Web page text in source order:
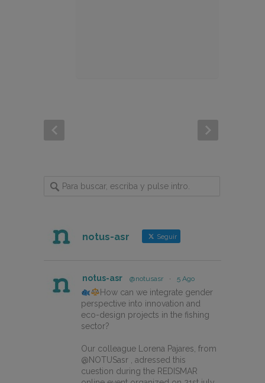
notus-asr Seguir
notus-asr @notusasr · 5 Ago
How can we integrate gender
perspective into innovation and
eco-design projects in the fishing
sector?
Our colleague Lorena Pajares, from
@NOTUSasr , adressed this
cuestion during the REDISMAR